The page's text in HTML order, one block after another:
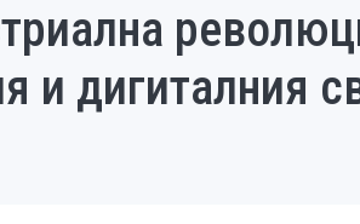
и дигиталния